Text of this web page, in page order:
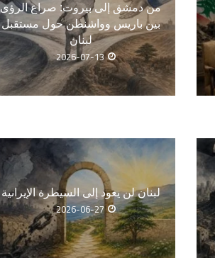
من دمشق إلى بيروت: صراع الرؤى
بين باريس وواشنطن حول مستقبل
لبنان
2026-07-13
لبنان لن يعود إلى السيطرة الإيرانية
2026-06-27